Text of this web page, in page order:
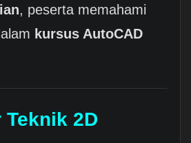
, peserta memahami
kursus AutoCAD
Teknik 2D